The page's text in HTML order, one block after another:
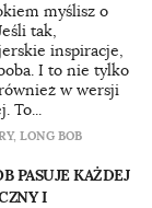
myślisz o
tak,
inspiracje,
I to nie tylko
w wersji
To...
, LONG BOB
PASUJE KAŻDEJ
I